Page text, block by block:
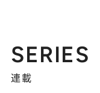
SERIES
連載